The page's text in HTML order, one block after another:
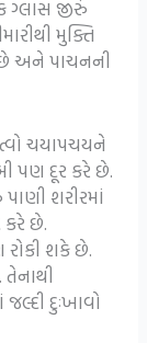
ગ્લાસ જીરું
મુક્તિ
અને પાચનની
ચયાપચયને
પણ દૂર કરે છે.
શરીરમાં
કરે છે.
શકે છે.
દુઃખાવો